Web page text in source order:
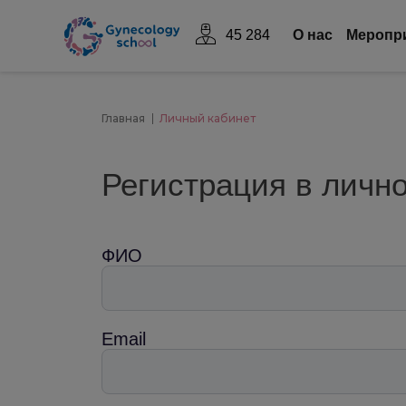
45 284 О нас
Главная Личный кабинет
Регистрация в
ФИО
Email